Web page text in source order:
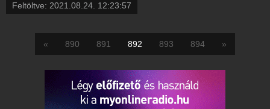
Feltöltve: 2021.08.24. 12:23:57
« 890 891 892 893 894 »